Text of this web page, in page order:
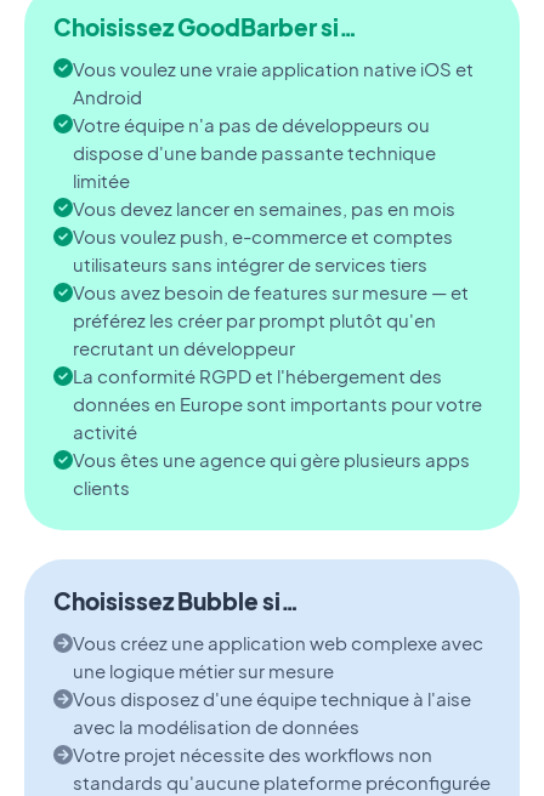
Choisissez GoodBarber si…
Vous voulez une vraie application native iOS et
Android
Votre équipe n'a pas de développeurs ou
dispose d'une bande passante technique
limitée
Vous devez lancer en semaines, pas en mois
Vous voulez push, e-commerce et comptes
utilisateurs sans intégrer de services tiers
Vous avez besoin de features sur mesure — et
préférez les créer par prompt plutôt qu'en
recrutant un développeur
La conformité RGPD et l'hébergement des
données en Europe sont importants pour votre
activité
Vous êtes une agence qui gère plusieurs apps
clients
Choisissez Bubble si…
Vous créez une application web complexe avec
une logique métier sur mesure
Vous disposez d'une équipe technique à l'aise
avec la modélisation de données
Votre projet nécessite des workflows non
standards qu'aucune plateforme préconfigurée